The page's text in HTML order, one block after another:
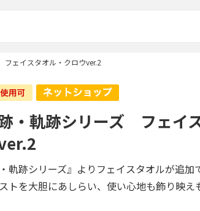
ェイスタオル・クロウver.2
・軌跡シリーズ フェイ
軌跡シリーズ』よりフェイスタオルが追加
トを大胆にあしらい、使い心地も飾り映え